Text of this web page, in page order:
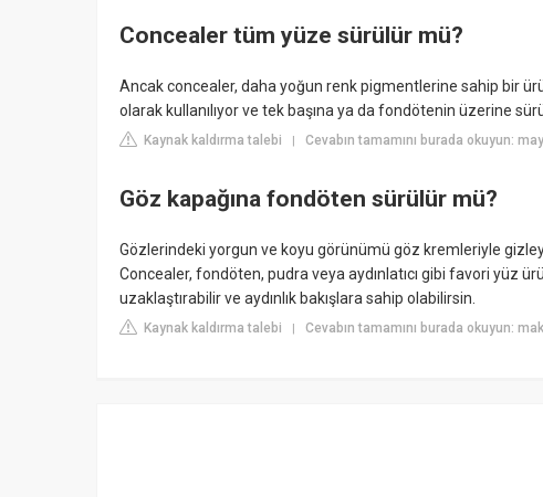
Concealer tüm yüze sürülür mü?
Ancak concealer, daha yoğun renk pigmentlerine sahip bir
olarak kullanılıyor ve tek başına ya da fondötenin üzerine
Kaynak kaldırma talebi | Cevabın tamamını burada okuyun:
Göz kapağına fondöten sürülür mü?
Gözlerindeki yorgun ve koyu görünümü göz kremleriyle
Concealer, fondöten, pudra veya aydınlatıcı gibi favori yüz
uzaklaştırabilir ve aydınlık bakışlara sahip olabilirsin.
Kaynak kaldırma talebi | Cevabın tamamını burada okuyun: